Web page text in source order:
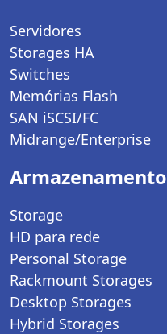
Servidores
Storages HA
Switches
Memórias Flash
SAN iSCSI/FC
Midrange/Enterprise
Armazenamento
Storage
HD para rede
Personal Storage
Rackmount Storages
Desktop Storages
Hybrid Storages